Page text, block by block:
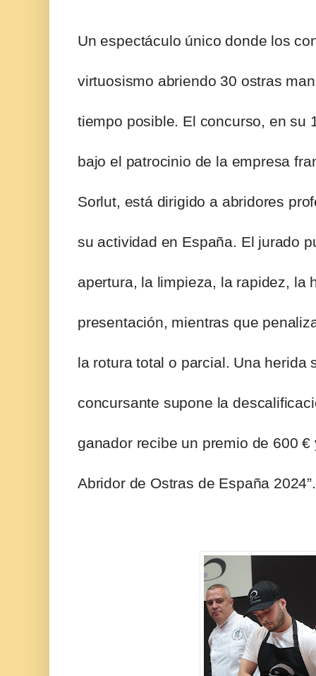
Un espectáculo único donde los
virtuosismo abriendo 30 ostras
tiempo posible. El concurso, en su
bajo el patrocinio de la empresa
Sorlut, está dirigido a abridores
su actividad en España. El jurado
apertura, la limpieza, la rapidez, la
presentación, mientras que
la rotura total o parcial. Una herida
concursante supone la
ganador recibe un premio de 600
Abridor de Ostras de España 2024”.